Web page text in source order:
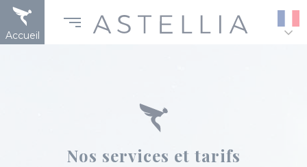
Aller
contenu
principal
Accueil
Nos services et tarifs
Panneau de gestion des cookies